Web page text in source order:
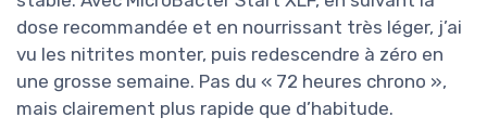
dose recommandée et en nourrissant très léger, j’ai
vu les nitrites monter, puis redescendre à zéro en
une grosse semaine. Pas du « 72 heures chrono »,
mais clairement plus rapide que d’habitude.